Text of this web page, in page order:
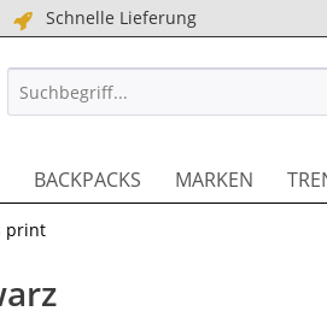
Schnelle Lieferung
STREET DE
BACKPACKS MARKEN
print